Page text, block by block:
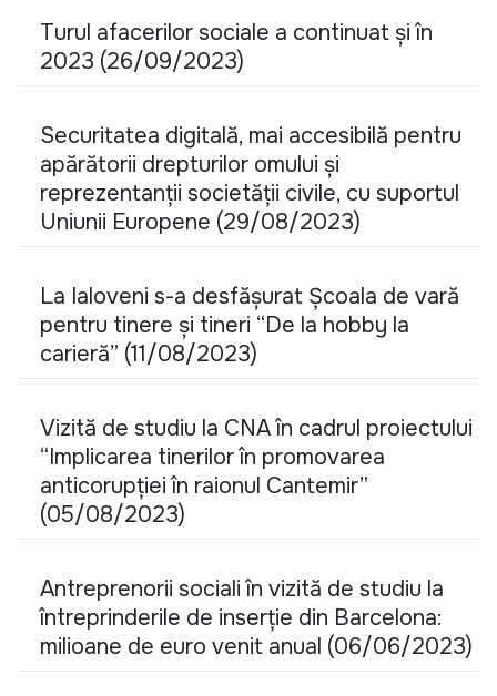
Turul afacerilor sociale a continuat și în
2023 (26/09/2023)
Securitatea digitală, mai accesibilă pentru
apărătorii drepturilor omului și
reprezentanții societății civile, cu suportul
Uniunii Europene (29/08/2023)
La Ialoveni s-a desfășurat Școala de vară
pentru tinere și tineri “De la hobby la
carieră” (11/08/2023)
Vizită de studiu la CNA în cadrul proiectului
“Implicarea tinerilor în promovarea
anticorupției în raionul Cantemir”
(05/08/2023)
Antreprenorii sociali în vizită de studiu la
întreprinderile de inserție din Barcelona:
milioane de euro venit anual (06/06/2023)